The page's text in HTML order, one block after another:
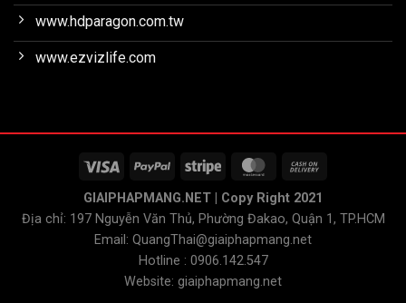
www.hdparagon.com.tw
www.ezvizlife.com
GIAIPHAPMANG.NET | Copy Right 2021
Địa chỉ: 197 Nguyễn Văn Thủ, Phường Đakao, Quận 1, TP.HCM
Email: QuangThai@giaiphapmang.net
Hotline : 0906.142.547
Website: giaiphapmang.net